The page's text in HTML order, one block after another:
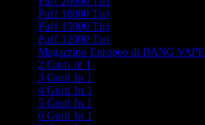
Puff 18000 Tiri
Puff 15000 Tiri
Puff 12000 Tiri
Magazzino Europeo di BANG VAPE
2 Gusti in 1
3 Gusti In 1
4 Gusti In 1
5 Gusti In 1
6 Gusti In 1